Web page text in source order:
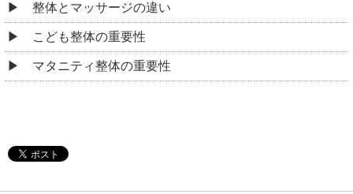
整体とマッサージの違い
こども整体の重要性
マタニティ整体の重要性